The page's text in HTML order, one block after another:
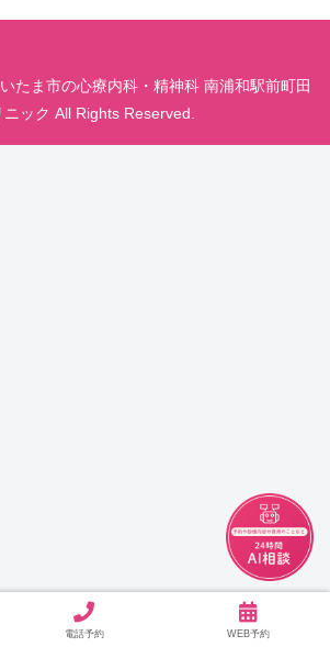
たま市の心療内科・精神科 南浦和駅前町田
ニック All Rights Reserved.
電話予約 WEB予約
チャット